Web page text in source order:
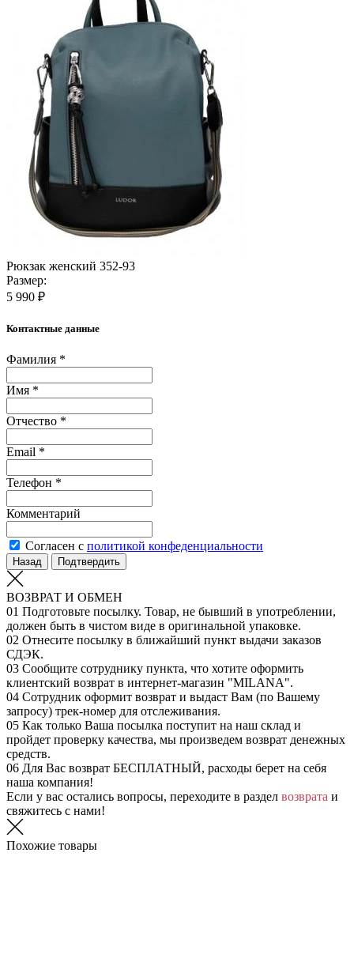
Рюкзак женский 352-93
Размер:
5 990 ₽
Контактные данные
Фамилия *
Имя *
Отчество *
Email *
Телефон *
Комментарий
Согласен с политикой конфеденциальности
Назад Подтвердить
ВОЗВРАТ И ОБМЕН
01 Подготовьте посылку. Товар, не бывший в употреблении,
должен быть в чистом виде в оригинальной упаковке.
02 Отнесите посылку в ближайший пункт выдачи заказов
СДЭК.
03 Сообщите сотруднику пункта, что хотите оформить
клиентский возврат в интернет-магазин "MILANA".
04 Сотрудник оформит возврат и выдаст Вам (по Вашему
запросу) трек-номер для отслеживания.
05 Как только Ваша посылка поступит на наш склад и
пройдет проверку качества, мы произведем возврат денежных
средств.
06 Для Вас возврат БЕСПЛАТНЫЙ, расходы берет на себя
наша компания!
Если у вас остались вопросы, переходите в раздел возврата и
свяжитесь с нами!
Похожие товары